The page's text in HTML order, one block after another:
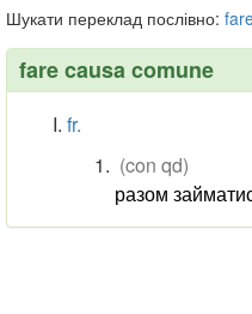
Шукати переклад послівно:
fare causa comune
fr.
(con qd)
разом